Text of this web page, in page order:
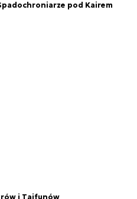
pod Kairem
i Tajfunów